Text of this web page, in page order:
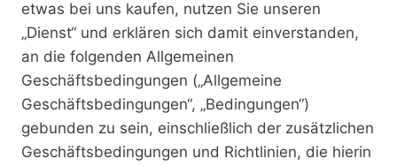
etwas bei uns kaufen, nutzen Sie unseren
„Dienst“ und erklären sich damit einverstanden,
an die folgenden Allgemeinen
Geschäftsbedingungen („Allgemeine
Geschäftsbedingungen“, „Bedingungen“)
gebunden zu sein, einschließlich der zusätzlichen
Geschäftsbedingungen und Richtlinien, die hierin